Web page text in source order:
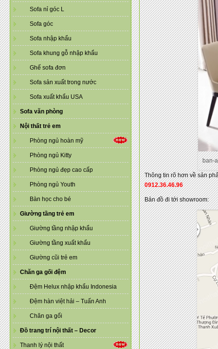
Sofa nỉ góc L
Sofa góc
Sofa nhập khẩu
Sofa khung gỗ nhập khẩu
Ghế sofa đơn
Sofa sản xuất trong nước
Sofa xuất khẩu USA
Sofa văn phòng
Nội thất trẻ em
Phòng ngủ hoàn mỹ
Phòng ngủ Kitty
Phòng ngủ đẹp cao cấp
Phòng ngủ Youth
Bàn học cho bé
Giường tầng trẻ em
Giường tầng nhập khẩu
Giường tầng xuất khẩu
Giường cũi trẻ em
Chăn ga gối đệm
Đệm Helux nhập khẩu Indonesia
Đệm hàn việt hải – Tuấn Anh
Chăn ga gối
Đồ trang trí nội thất – Decor
Thanh lý nội thất
ban-
Thông tin rõ hơn về sản
0912.36.46.96
Bản đồ đi tới showroom: